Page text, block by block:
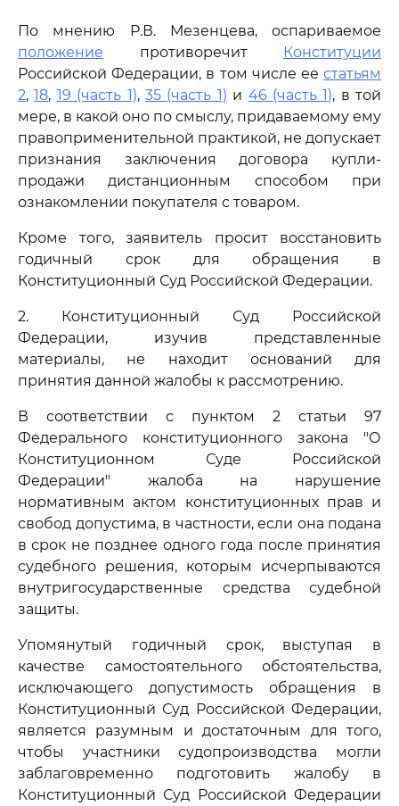
По мнению Р.В. Мезенцева, оспариваемое
положение противоречит
Конституции
Российской Федерации, в том числе ее статьям
2,18, 19 (часть 1), 35 (часть 1) и 46 (часть 1), в той
мере, в какой оно по смыслу, придаваемому ему
правоприменительной практикой, не допускает
признания заключения договора купли-
продажи дистанционным способом при
ознакомлении покупателя с товаром.
Кроме того, заявитель просит восстановить
годичный срок для обращения в
Конституционный Суд Российской Федерации.
2. Конституционный Суд Российской
Федерации, изучив представленные
материалы, не находит оснований для
принятия данной жалобы к рассмотрению.
В соответствии с пунктом 2 статьи 97
Федерального конституционного закона "О
Конституционном Суде Российской
Федерации" жалоба на нарушение
нормативным актом конституционных прав и
свобод допустима, в частности, если она подана
в срок не позднее одного года после принятия
судебного решения, которым исчерпываются
внутригосударственные средства судебной
защиты.
Упомянутый годичный срок, выступая в
качестве самостоятельного обстоятельства,
исключающего допустимость обращения в
Конституционный Суд Российской Федерации,
является разумным и достаточным для того,
чтобы участники судопроизводства могли
заблаговременно подготовить жалобу в
Конституционный Суд Российской Федерации